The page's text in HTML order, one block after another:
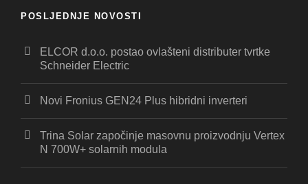
POSLJEDNJE NOVOSTI
ELCOR d.o.o. postao ovlašteni distributer tvrtke
Schneider Electric
Novi Fronius GEN24 Plus hibridni inverteri
Trina Solar započinje masovnu proizvodnju Vertex
N 700W+ solarnih modula